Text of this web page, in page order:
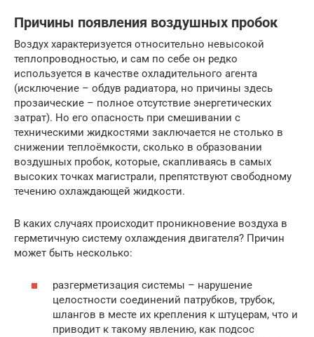
Причины появления воздушных пробок
Воздух характеризуется относительно невысокой
теплопроводностью, и сам по себе он редко
используется в качестве охладительного агента
(исключение – обдув радиатора, но причины здесь
прозаические – полное отсутствие энергетических
затрат). Но его опасность при смешивании с
техническими жидкостями заключается не столько в
снижении теплоёмкости, сколько в образовании
воздушных пробок, которые, скапливаясь в самых
высоких точках магистрали, препятствуют свободному
течению охлаждающей жидкости.
В каких случаях происходит проникновение воздуха в
герметичную систему охлаждения двигателя? Причин
может быть несколько:
разгерметизация системы – нарушение
целостности соединений патрубков, трубок,
шлангов в месте их крепления к штуцерам, что и
приводит к такому явлению, как подсос